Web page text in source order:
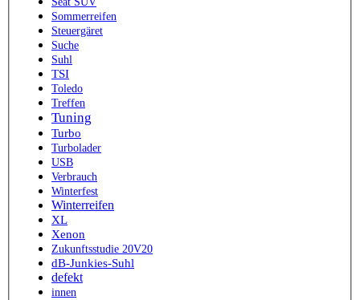
Sommerreifen
Steuergäret
Suche
Suhl
TSI
Toledo
Treffen
Tuning
Turbo
Turbolader
USB
Verbrauch
Winterfest
Winterreifen
XL
Xenon
Zukunftsstudie 20V20
dB-Junkies-Suhl
defekt
innen